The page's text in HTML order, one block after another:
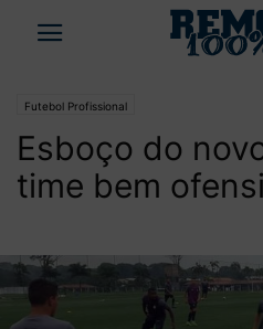
Futebol Profissional
Esboço do
time bem